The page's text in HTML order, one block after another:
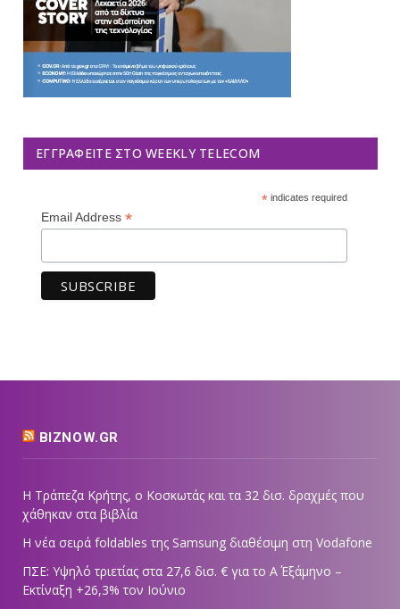
ΕΓΓΡΑΦΕΊΤΕ ΣΤΟ WEEKLY TELECOM
*indicates required
Email Address *
BIZNOW.GR
Η Τράπεζα Κρήτης, ο Κοσκωτάς και τα 32 δισ. δραχμές που
χάθηκαν στα βιβλία
Η νέα σειρά foldables της Samsung διαθέσιμη στη Vodafone
ΠΣΕ: Υψηλό τριετίας στα 27,6 δισ. € για το Α΄ Εξάμηνο –
Εκτίναξη +26,3% τον Ιούνιο